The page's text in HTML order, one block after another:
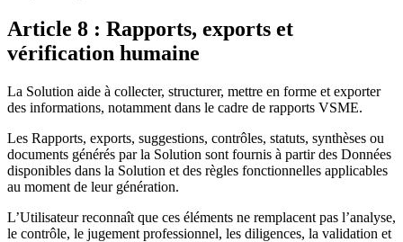
Article 8 : Rapports, exports et
vérification humaine
La Solution aide à collecter, structurer, mettre en forme et exporter
des informations, notamment dans le cadre de rapports VSME.
Les Rapports, exports, suggestions, contrôles, statuts, synthèses ou
documents générés par la Solution sont fournis à partir des Données
disponibles dans la Solution et des règles fonctionnelles applicables
au moment de leur génération.
L’Utilisateur reconnaît que ces éléments ne remplacent pas l’analyse,
le contrôle, le jugement professionnel, les diligences, la validation et